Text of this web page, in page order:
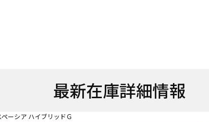
最新在庫詳細情報
ペーシア ハイブリッドＧ